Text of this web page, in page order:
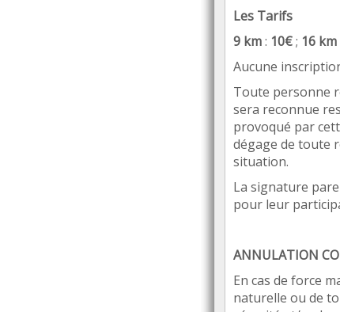
Les Tarifs
9 km: 10€; 16
Aucune
Toute personne
sera reconnue
provoqué par
dégage de toute
situation.
La signature
pour leur
ANNULATION
En cas de force
naturelle ou de